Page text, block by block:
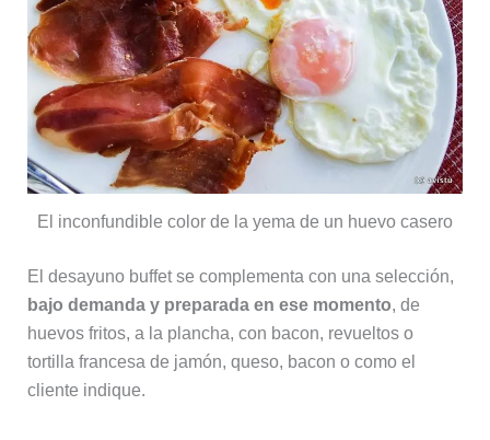
El inconfundible color de la yema de un huevo casero
El desayuno buffet se complementa con una selección,
bajo demanda y preparada en ese momento, de
huevos fritos, a la plancha, con bacon, revueltos o
tortilla francesa de jamón, queso, bacon o como el
cliente indique.